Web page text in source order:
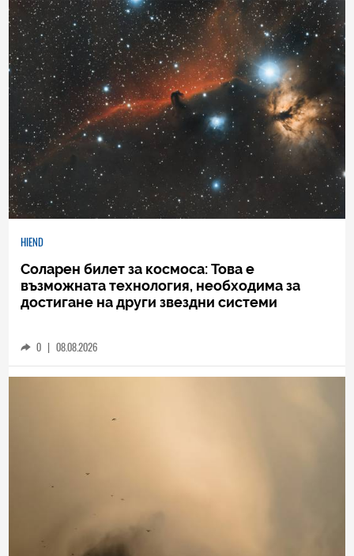
HIEND
Соларен билет за космоса: Това е
възможната технология, необходима за
достигане на други звездни системи
0 | 08.08.2026